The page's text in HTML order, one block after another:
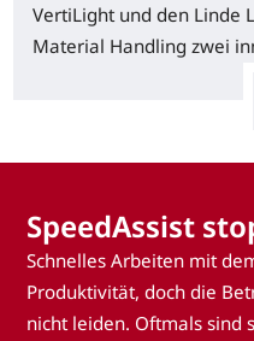
VertiLight und den Linde
Material Handling zwei
SpeedAssist
Schnelles Arbeiten mit
Produktivität, doch die
nicht leiden. Oftmals sind